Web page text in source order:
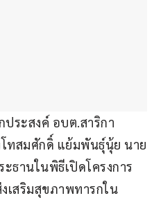
ประสงค์ อบต.สาริกา
ทสมศักดิ์ แย้มพันธุ์นุ้ย นาย
ธานในพิธีเปิดโครงการ
เสริมสุขภาพทารกใน